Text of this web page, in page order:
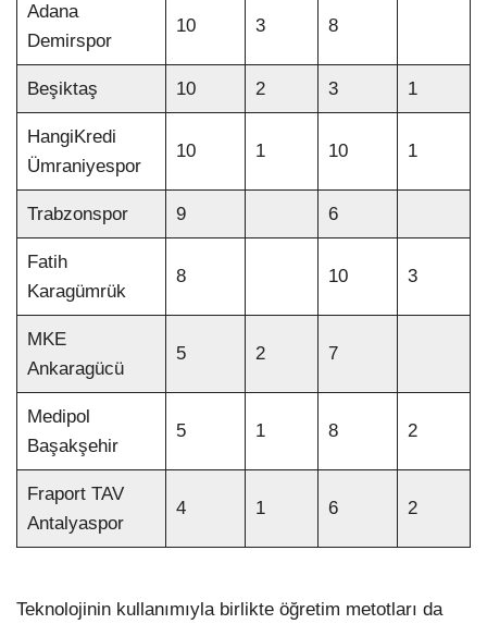
Adana
Demirspor
10 3 8
Beşiktaş 10 2 3 1
HangiKredi
Ümraniyespor
10 1 10 1
Trabzonspor 9 6
Fatih
Karagümrük
8 10 3
MKE
Ankaragücü
5 2 7
Medipol
Başakşehir
5 1 8 2
Fraport TAV
Antalyaspor
4 1 6 2
Teknolojinin kullanımıyla birlikte öğretim metotları da